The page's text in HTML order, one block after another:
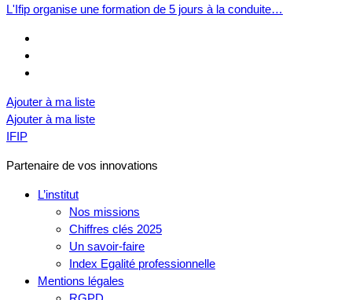
L'Ifip organise une formation de 5 jours à la conduite…
Ajouter à ma liste
Ajouter à ma liste
IFIP
Partenaire de vos innovations
L’institut
Nos missions
Chiffres clés 2025
Un savoir-faire
Index Egalité professionnelle
Mentions légales